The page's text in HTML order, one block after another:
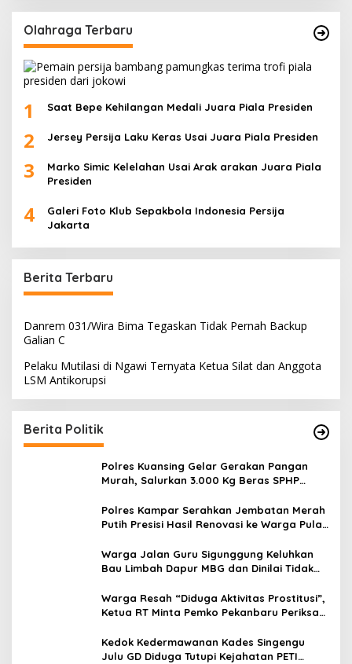
Olahraga Terbaru
1 Saat Bepe Kehilangan Medali Juara Piala Presiden
2 Jersey Persija Laku Keras Usai Juara Piala Presiden
3
Marko Simic Kelelahan Usai Arak arakan Juara Piala
Presiden
4
Galeri Foto Klub Sepakbola Indonesia Persija
Jakarta
Berita Terbaru
Danrem 031/Wira Bima Tegaskan Tidak Pernah Backup
Galian C
Pelaku Mutilasi di Ngawi Ternyata Ketua Silat dan Anggota
LSM Antikorupsi
Berita Politik
Polres Kuansing Gelar Gerakan Pangan
Murah, Salurkan 3.000 Kg Beras SPHP
Polres Kampar Serahkan Jembatan Merah
Putih Presisi Hasil Renovasi ke Warga Pulau
Warga Jalan Guru Sigunggung Keluhkan
Bau Limbah Dapur MBG dan Dinilai Tidak
Warga Resah “Diduga Aktivitas Prostitusi”,
Ketua RT Minta Pemko Pekanbaru Periksa
Jalan Tanjung Datuk
Kedok Kedermawanan Kades Singengu
Julu GD Diduga Tutupi Kejahatan PETI